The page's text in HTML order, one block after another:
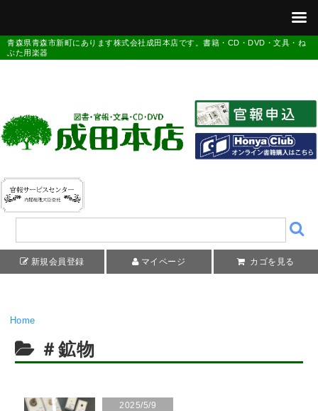
青森県青森市新町にあります株式会社成田本店です。書籍・CD・DVD・文具・ね
ぶた用楽器
新規会員登録 マイページ カゴを見る
Home
＃鉱物
2025/5/9